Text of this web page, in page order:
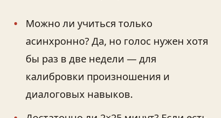
Можно ли учиться только
асинхронно? Да, но голос нужен хотя
бы раз в две недели — для
калибровки произношения и
диалоговых навыков.